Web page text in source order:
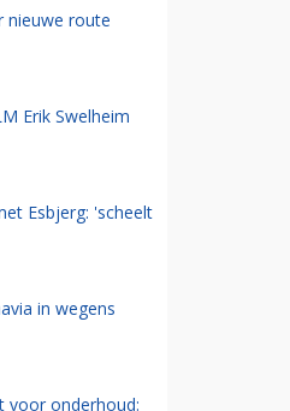
nieuwe route
Erik Swelheim
Esbjerg: 'scheelt
in wegens
voor onderhoud: